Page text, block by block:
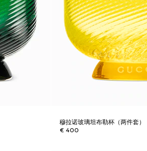
穆拉诺玻璃坦布勒杯（两件套）
€ 400